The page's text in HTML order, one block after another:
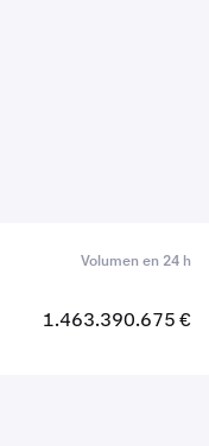
Volumen en 24 h
1.463.390.675 €